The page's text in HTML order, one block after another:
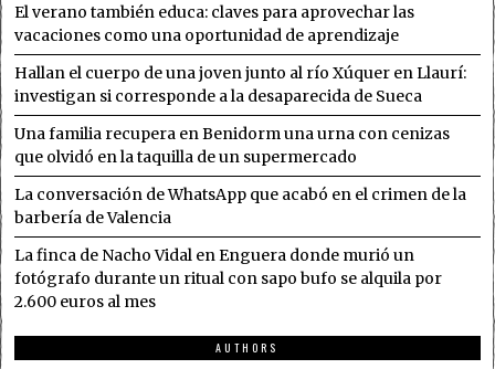
El verano también educa: claves para aprovechar las
vacaciones como una oportunidad de aprendizaje
Hallan el cuerpo de una joven junto al río Xúquer en Llaurí:
investigan si corresponde a la desaparecida de Sueca
Una familia recupera en Benidorm una urna con cenizas
que olvidó en la taquilla de un supermercado
La conversación de WhatsApp que acabó en el crimen de la
barbería de Valencia
La finca de Nacho Vidal en Enguera donde murió un
fotógrafo durante un ritual con sapo bufo se alquila por
2.600 euros al mes
AUTHORS